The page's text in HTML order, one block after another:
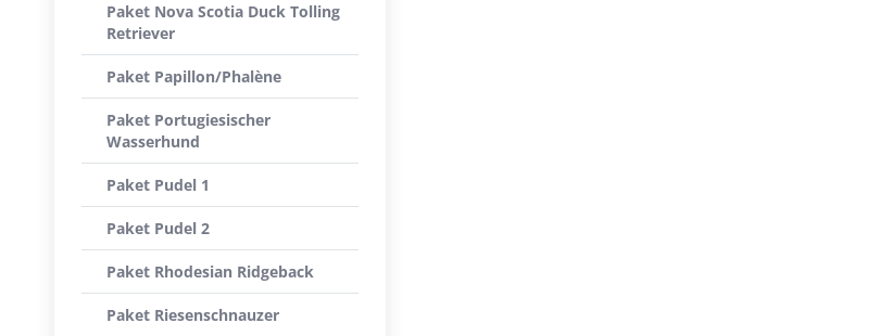
Paket Nova Scotia Duck Tolling
Retriever
Paket Papillon/Phalène
Paket Portugiesischer
Wasserhund
Paket Pudel 1
Paket Pudel 2
Paket Rhodesian Ridgeback
Paket Riesenschnauzer